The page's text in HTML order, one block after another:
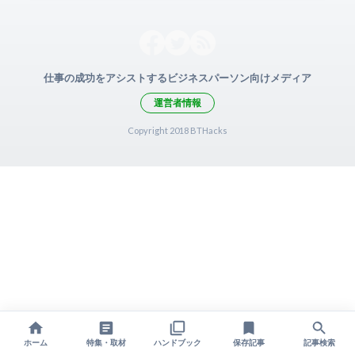
仕事の成功をアシストするビジネスパーソン向けメディア
運営者情報
Copyright 2018 BTHacks
ホーム 特集・取材 ハンドブック 保存記事 記事検索